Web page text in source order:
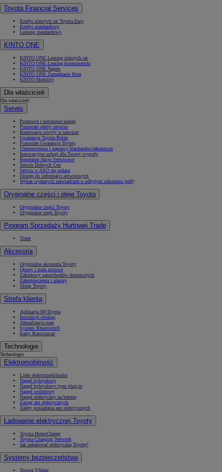
Toyota Financial Services
Kredyt niższych rat Toyota Easy
Kredyt standardowy
Leasing standardowy
KINTO ONE
KINTO ONE Leasing niższych rat
KINTO ONE Leasing konsumencki
KINTO ONE Najem
KINTO ONE Zarządzanie flotą
KINTO Mobility
Dla właścicieli
Dla właścicieli
Serwis
Promocje i sezonowe usługi
Pozostałe oferty serwisu
Rezerwacja wizyty w serwisie
Gwarancja Toyota Relax
Pozostałe Gwarancje Toyoty
Ubezpieczenia i naprawy blacharsko-lakiernicze
Innowacyjne usługi dla Twojej wygody
Bezpłatne Akcje Serwisowe
Serwis Dobrych Cen
Serwis w ASO się opłaca
Dostęp do informacji serwisowych
Wykaz wydanych zaświadczeń o odbytym szkoleniu (pdf)
Oryginalne części i oleje Toyota
Oryginalne części Toyoty
Oryginalne oleje Toyoty
Program Sprzedaży Hurtowej Trade
Trade
Akcesoria
Oryginalne akcesoria Toyoty
Opony i koła zimowe
Zabudowy samochodów dostawczych
Zabezpieczenia i alarmy
Sklep Toyoty
Strefa klienta
Aplikacja MyToyota
Instrukcje obsługi
Aktualizacja map
System Bluetooth®
Karty Ratownicze
Technologie
Technologie
Elektromobilność
Lider elektromobilności
Napęd hybrydowy
Napęd hybrydowy typu plug-in
Napęd wodorowy
Napęd elektryczny na baterię
Zasięg aut elektrycznych
Zalety posiadania aut elektrycznych
Ładowanie elektrycznej Toyoty
Toyota HomeCharge
Toyota Charging Network
Jak naładować elektryczną Toyotę?
Systemy bezpieczeństwa
Toyota T-Mate